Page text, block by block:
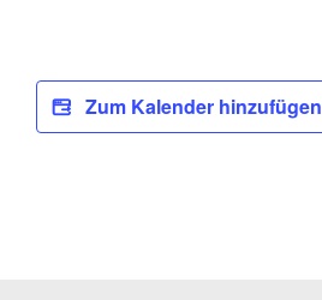
Zum Kalender hinzufügen